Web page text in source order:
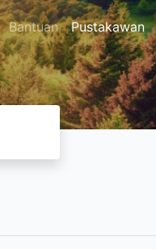
Bantuan Pustakawan